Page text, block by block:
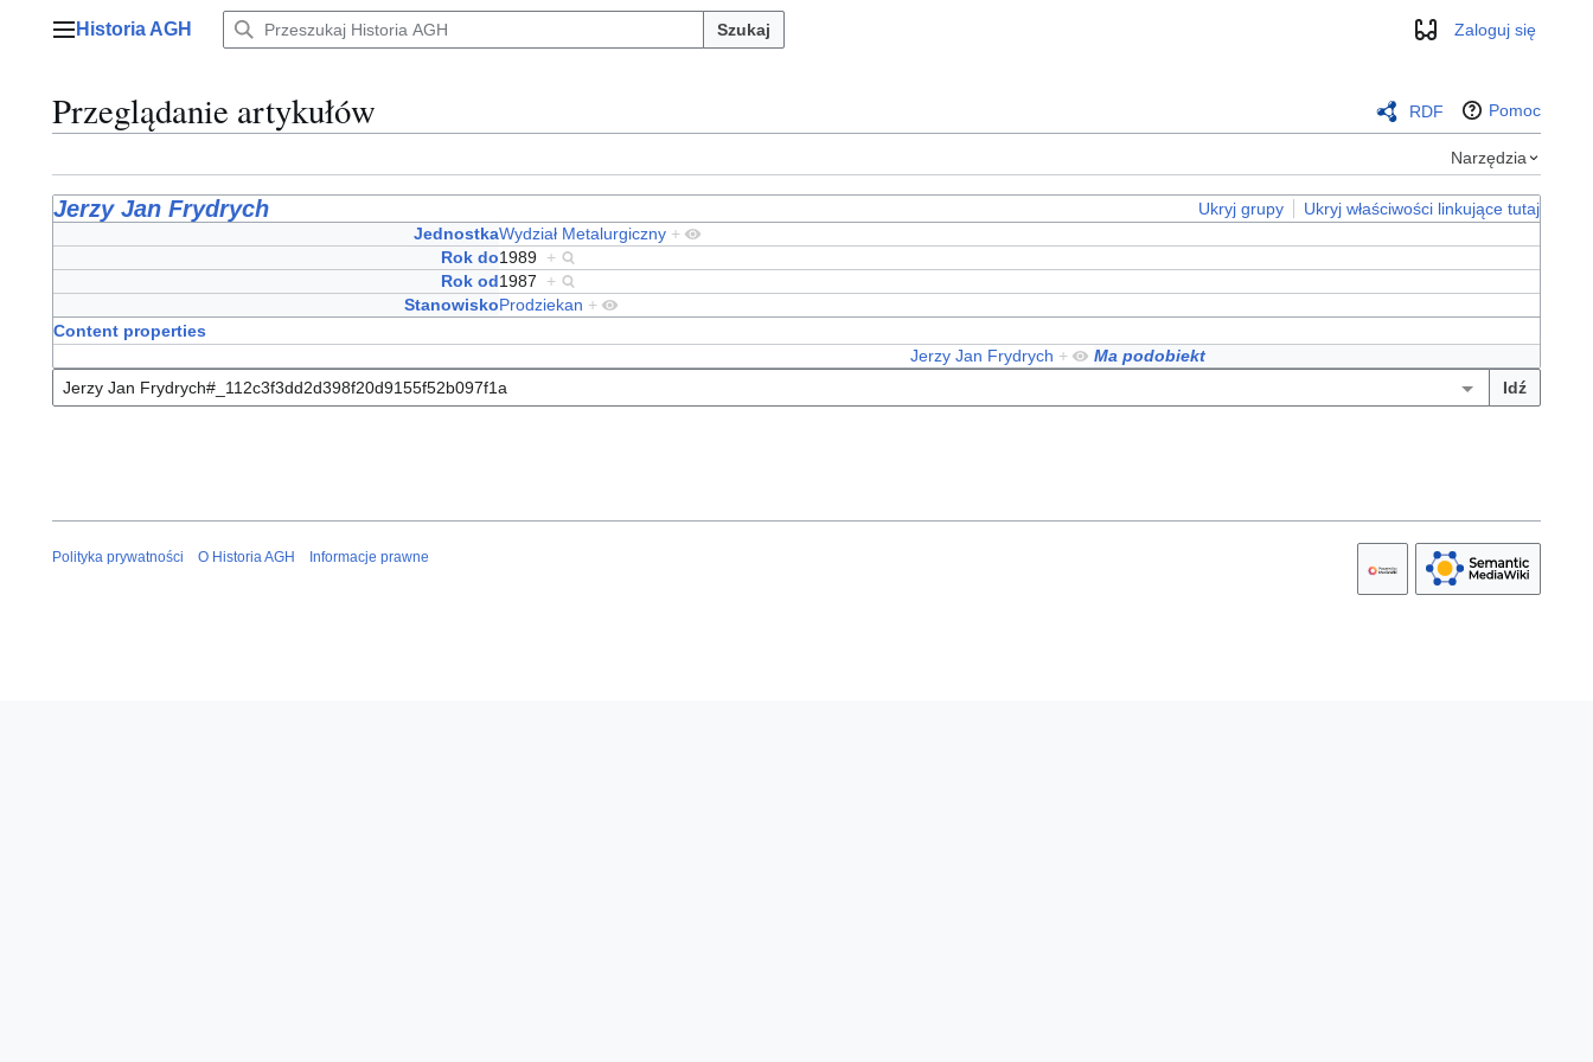
Menu główne
Historia AGH Szukaj WyglądZaloguj się
Przeglądanie artykułów RDF Pomoc
Narzędzia
Jerzy Jan Frydrych Ukryj grupy
Ukryj właściwości linkujące tutaj
JednostkaWydział Metalurgiczny +
Rok do1989 +
Rok od1987
+
StanowiskoProdziekan +
Content properties
Ma podobiekt
Jerzy Jan Frydrych +
Polityka prywatności O Historia AGH Informacje prawne